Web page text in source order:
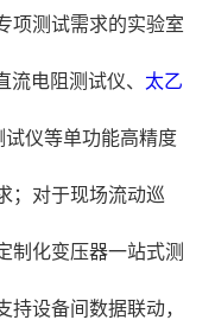
项测试需求的实验室
流电阻测试仪、 太乙
试仪等单功能高精度
；对于现场流动巡
制化变压器一站式测
持设备间数据联动，